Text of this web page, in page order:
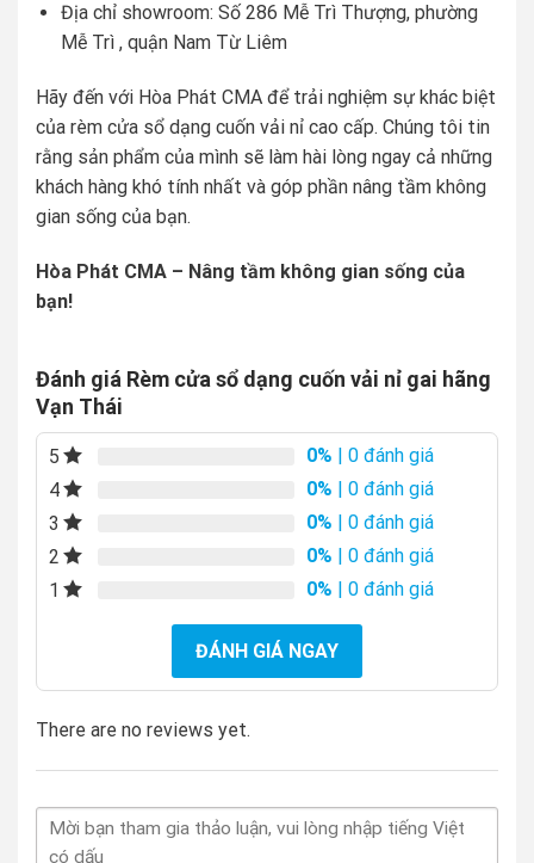
Địa chỉ showroom: Số 286 Mễ Trì Thượng, phường
Mễ Trì , quận Nam Từ Liêm
Hãy đến với Hòa Phát CMA để trải nghiệm sự khác biệt
của rèm cửa sổ dạng cuốn vải nỉ cao cấp. Chúng tôi tin
rằng sản phẩm của mình sẽ làm hài lòng ngay cả những
khách hàng khó tính nhất và góp phần nâng tầm không
gian sống của bạn.
Hòa Phát CMA – Nâng tầm không gian sống của
bạn!
Đánh giá Rèm cửa sổ dạng cuốn vải nỉ gai hãng
Vạn Thái
5 0% | 0 đánh giá
4
0% | 0 đánh giá
3
0% | 0 đánh giá
2
0% | 0 đánh giá
1
0% | 0 đánh giá
ĐÁNH GIÁ NGAY
There are no reviews yet.